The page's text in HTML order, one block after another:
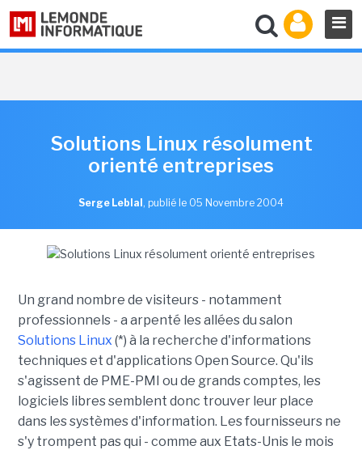
Solutions Linux résolument
orienté entreprises
Serge Leblal , publié le 05 Novembre 2004
Un grand nombre de visiteurs - notamment
professionnels - a arpenté les allées du salon
Solutions Linux (*) à la recherche d'informations
techniques et d'applications Open Source. Qu'ils
s'agissent de PME-PMI ou de grands comptes, les
logiciels libres semblent donc trouver leur place
dans les systèmes d'information. Les fournisseurs ne
s'y trompent pas qui - comme aux Etats-Unis le mois